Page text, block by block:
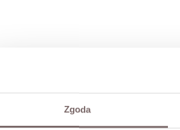
Zgoda